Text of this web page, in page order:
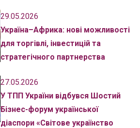
29.05.2026
Україна–Африка: нові можливості
для торгівлі, інвестицій та
стратегічного партнерства
27.05.2026
У ТПП України відбувся Шостий
Бізнес-форум української
діаспори «Світове українство